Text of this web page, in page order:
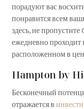
порадуют вас
понравится всем
здесь, не
ежедневно проходит
расположенном в
Hampton by
Бесконечный
отражается в